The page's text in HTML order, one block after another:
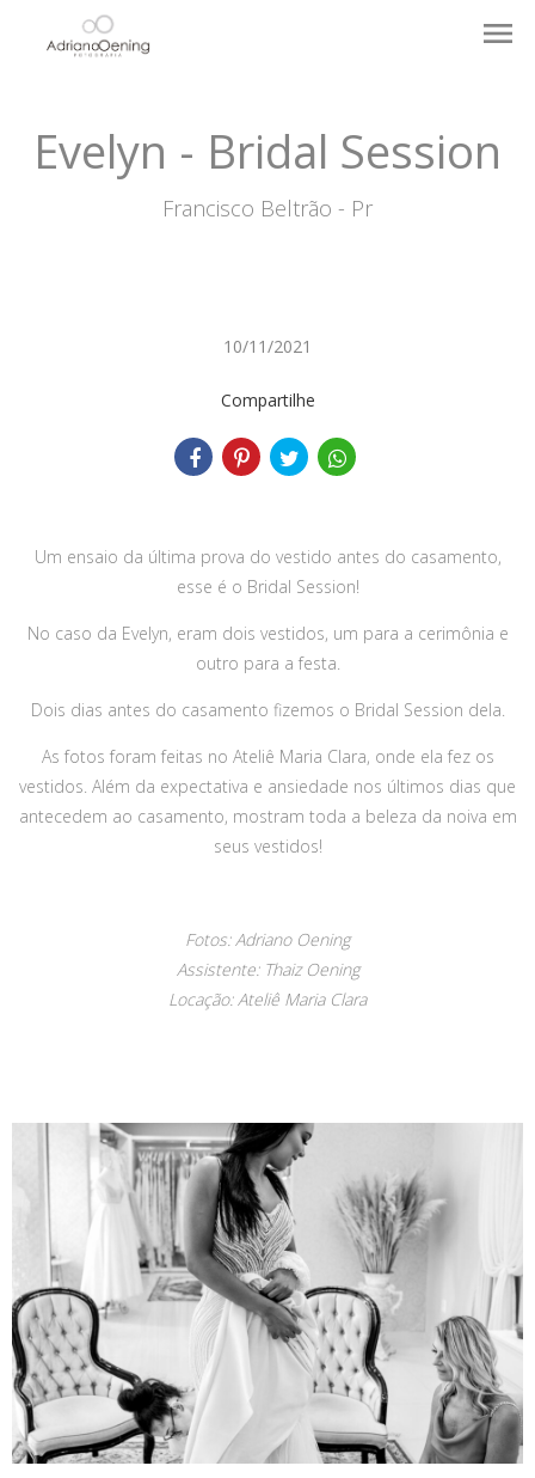
menu
Evelyn - Bridal Session
Francisco Beltrão - Pr
10/11/2021
Compartilhe
Um ensaio da última prova do vestido antes do casamento,
esse é o Bridal Session!
No caso da Evelyn, eram dois vestidos, um para a cerimônia e
outro para a festa.
Dois dias antes do casamento fizemos o Bridal Session dela.
As fotos foram feitas no Ateliê Maria Clara, onde ela fez os
vestidos. Além da expectativa e ansiedade nos últimos dias que
antecedem ao casamento, mostram toda a beleza da noiva em
seus vestidos!
Fotos: Adriano Oening
Assistente: Thaiz Oening
Locação: Ateliê Maria Clara